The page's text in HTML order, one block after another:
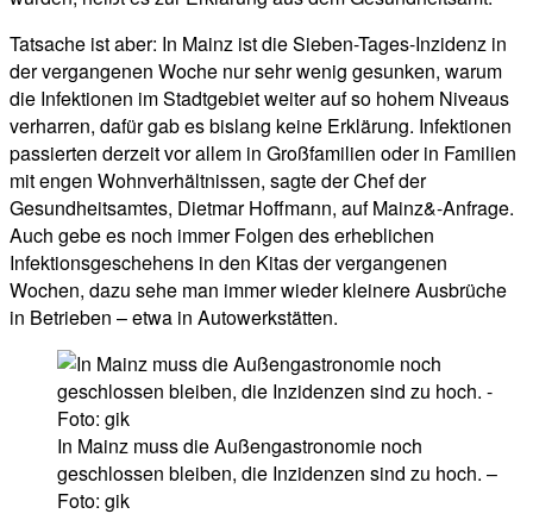
Tatsache ist aber: In Mainz ist die Sieben-Tages-Inzidenz in
der vergangenen Woche nur sehr wenig gesunken, warum
die Infektionen im Stadtgebiet weiter auf so hohem Niveaus
verharren, dafür gab es bislang keine Erklärung. Infektionen
passierten derzeit vor allem in Großfamilien oder in Familien
mit engen Wohnverhältnissen, sagte der Chef der
Gesundheitsamtes, Dietmar Hoffmann, auf Mainz&-Anfrage.
Auch gebe es noch immer Folgen des erheblichen
Infektionsgeschehens in den Kitas der vergangenen
Wochen, dazu sehe man immer wieder kleinere Ausbrüche
in Betrieben – etwa in Autowerkstätten.
In Mainz muss die Außengastronomie noch
geschlossen bleiben, die Inzidenzen sind zu hoch. –
Foto: gik